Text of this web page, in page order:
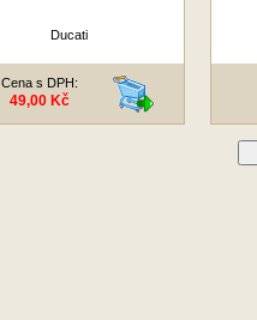
Ducati
Cena s DPH:
49,00 Kč